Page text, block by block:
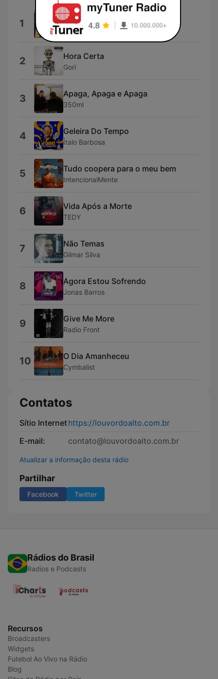
1 Eterno Aprendiz
Waldonys
2 Hora Certa
Gori
3 Apaga, Apaga e Apaga
350ml
4 Geleira Do Tempo
Ítalo Barbosa
5 Tudo coopera para o meu bem
IntencionalMente
6 Vida Após a Morte
TEDY
7 Não Temas
Gilmar Silva
8 Agora Estou Sofrendo
Jonas Barros
9 Give Me More
Radio Front
10 O Dia Amanheceu
Cymbalist
Contatos
Sítio Internethttps://louvordoalto.com.br
E-mail:
contato@louvordoalto.com.br
Atualizar a informação desta rádio
Partilhar
Facebook Twitter
Rádios do Brasil
Radios e Podcasts
Recursos
Broadcasters
Widgets
Futebol Ao Vivo na Rádio
Blog